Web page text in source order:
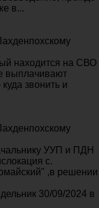
в...
находится на СВО
выплачивают
звонить и
УУП и ПДН
с.
,в решении
30/09/2024 в